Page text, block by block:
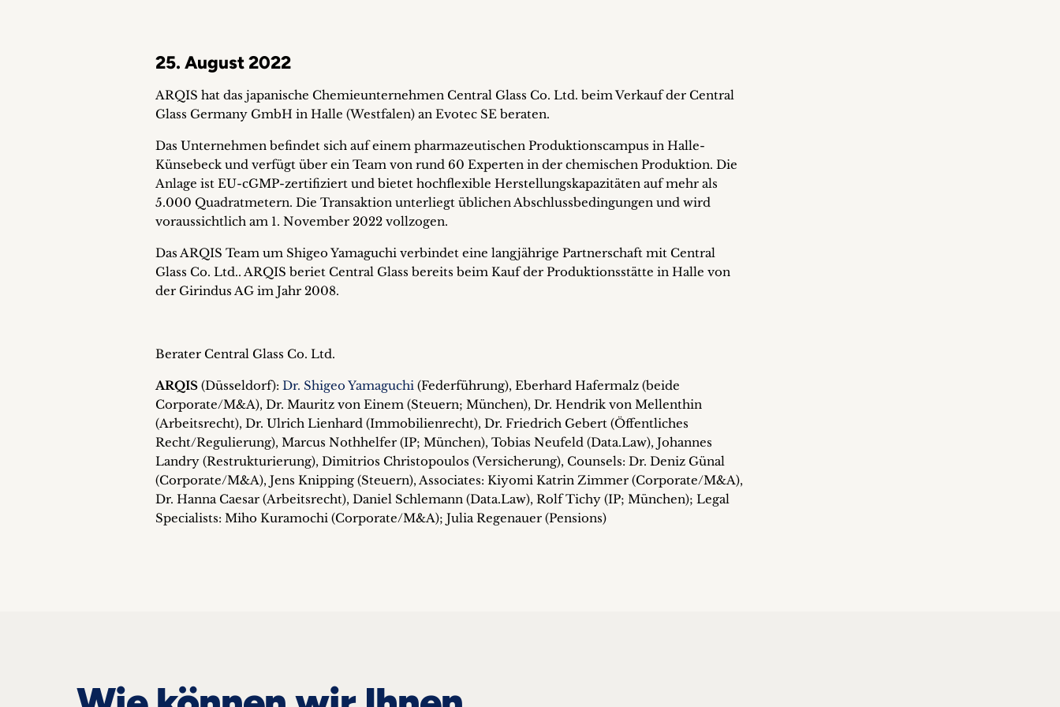
25. August 2022
ARQIS hat das japanische Chemieunternehmen Central Glass Co. Ltd. beim Verkauf der Central
Glass Germany GmbH in Halle (Westfalen) an Evotec SE beraten.
Das Unternehmen befindet sich auf einem pharmazeutischen Produktionscampus in Halle-
Künsebeck und verfügt über ein Team von rund 60 Experten in der chemischen Produktion. Die
Anlage ist EU-cGMP-zertifiziert und bietet hochflexible Herstellungskapazitäten auf mehr als
5.000 Quadratmetern. Die Transaktion unterliegt üblichen Abschlussbedingungen und wird
voraussichtlich am 1. November 2022 vollzogen.
Das ARQIS Team um Shigeo Yamaguchi verbindet eine langjährige Partnerschaft mit Central
Glass Co. Ltd.. ARQIS beriet Central Glass bereits beim Kauf der Produktionsstätte in Halle von
der Girindus AG im Jahr 2008.
Berater Central Glass Co. Ltd.
ARQIS (Düsseldorf): Dr. Shigeo Yamaguchi (Federführung), Eberhard Hafermalz (beide
Corporate/M&A), Dr. Mauritz von Einem (Steuern; München), Dr. Hendrik von Mellenthin
(Arbeitsrecht), Dr. Ulrich Lienhard (Immobilienrecht), Dr. Friedrich Gebert (Öffentliches
Recht/Regulierung), Marcus Nothhelfer (IP; München), Tobias Neufeld (Data.Law), Johannes
Landry (Restrukturierung), Dimitrios Christopoulos (Versicherung), Counsels: Dr. Deniz Günal
(Corporate/M&A), Jens Knipping (Steuern), Associates: Kiyomi Katrin Zimmer (Corporate/M&A),
Dr. Hanna Caesar (Arbeitsrecht), Daniel Schlemann (Data.Law), Rolf Tichy (IP; München); Legal
Specialists: Miho Kuramochi (Corporate/M&A); Julia Regenauer (Pensions)